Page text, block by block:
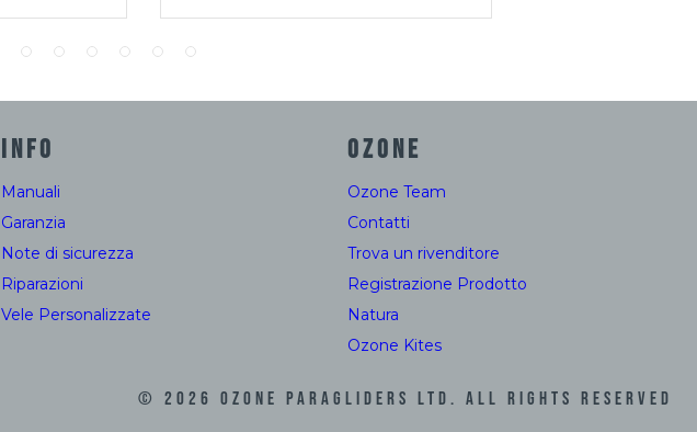
INFO
Manuali
Garanzia
Note di sicurezza
Riparazioni
Vele Personalizzate
OZONE
Ozone Team
Contatti
Trova un rivenditore
Registrazione Prodotto
Natura
Ozone Kites
© 2026 Ozone Paragliders LTD. All Rights Reserved